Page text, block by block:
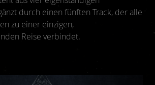
durch einen fünften Track, der alle
zu einer einzigen,
Reise verbindet.